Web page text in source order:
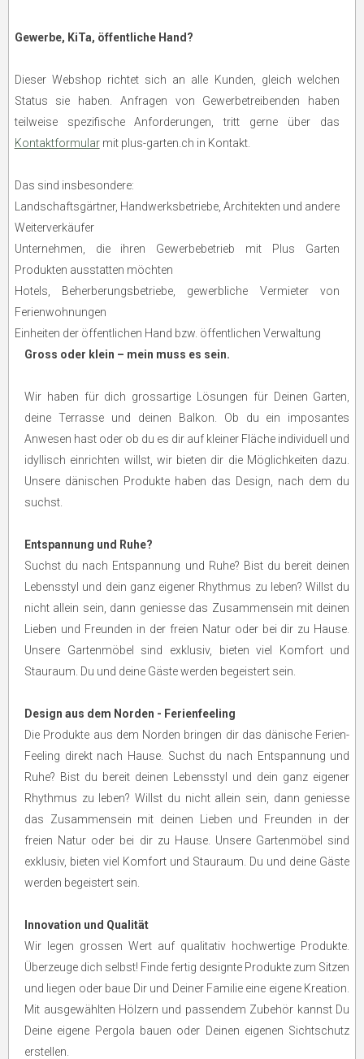
Gewerbe, KiTa, öffentliche Hand?
Dieser Webshop richtet sich an alle Kunden, gleich welchen
Status sie haben. Anfragen von Gewerbetreibenden haben
teilweise spezifische Anforderungen, tritt gerne über das
Kontaktformularmit plus-garten.ch in Kontakt.
Das sind insbesondere:
Landschaftsgärtner, Handwerksbetriebe, Architekten und andere
Weiterverkäufer
Unternehmen, die ihren Gewerbebetrieb mit Plus Garten
Produkten ausstatten möchten
Hotels, Beherberungsbetriebe, gewerbliche Vermieter von
Ferienwohnungen
Einheiten der öffentlichen Hand bzw. öffentlichen Verwaltung
Gross oder klein – mein muss es sein.
Wir haben für dich grossartige Lösungen für Deinen Garten,
deine Terrasse und deinen Balkon. Ob du ein imposantes
Anwesen hast oder ob du es dir auf kleiner Fläche individuell und
idyllisch einrichten willst, wir bieten dir die Möglichkeiten dazu.
Unsere dänischen Produkte haben das Design, nach dem du
suchst.
Entspannung und Ruhe?
Suchst du nach Entspannung und Ruhe? Bist du bereit deinen
Lebensstyl und dein ganz eigener Rhythmus zu leben? Willst du
nicht allein sein, dann geniesse das Zusammensein mit deinen
Lieben und Freunden in der freien Natur oder bei dir zu Hause.
Unsere Gartenmöbel sind exklusiv, bieten viel Komfort und
Stauraum. Du und deine Gäste werden begeistert sein.
Design aus dem Norden - Ferienfeeling
Die Produkte aus dem Norden bringen dir das dänische Ferien-
Feeling direkt nach Hause. Suchst du nach Entspannung und
Ruhe? Bist du bereit deinen Lebensstyl und dein ganz eigener
Rhythmus zu leben? Willst du nicht allein sein, dann geniesse
das Zusammensein mit deinen Lieben und Freunden in der
freien Natur oder bei dir zu Hause. Unsere Gartenmöbel sind
exklusiv, bieten viel Komfort und Stauraum. Du und deine Gäste
werden begeistert sein.
Innovation und Qualität
Wir legen grossen Wert auf qualitativ hochwertige Produkte.
Überzeuge dich selbst! Finde fertig designte Produkte zum Sitzen
und liegen oder baue Dir und Deiner Familie eine eigene Kreation.
Mit ausgewählten Hölzern und passendem Zubehör kannst Du
Deine eigene Pergola bauen oder Deinen eigenen Sichtschutz
erstellen.